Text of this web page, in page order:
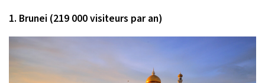
1. Brunei (219 000 visiteurs par an)